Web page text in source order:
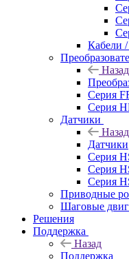
Кабели
Назад
Серия
Серия
Датчики
Назад
Датчики
Серия
Серия
Серия
Приводные
Шаговые
Решения
Поддержка
Назад
Поддержка